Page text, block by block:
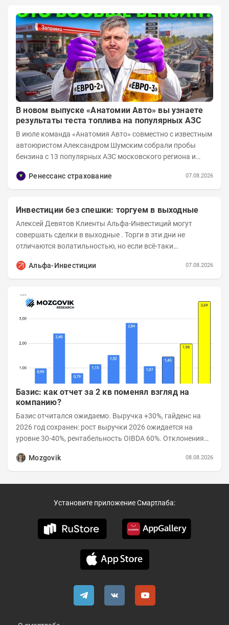
В новом выпуске «Анатомии Авто» вы узнаете
результаты теста топлива на популярных АЗС
В июле команда «Анатомия Авто» совместно с известным
автоюристом Александром Шумским собрали пробы
бензина с 13 популярных АЗС московского региона и
Ренессанс страхование
07.08.2026
Инвестиции без спешки: торгуем в выходные
Алексей Девятов Клиенты Альфа-Инвестиций могут
совершать сделки в выходные . Торги в эти дни не
отличаются волатильностью, но если всё-таки
Альфа-Инвестиции
07.08.2026
Базис: как отчет за 2 кв поменял взгляд на
компанию?
Базис отчитался ожидаемо. Выручка +30%, гайденс на
2026 год сохранен: рост выручки 2026 ожидается на
уровне 30-40%, рентабельность OIBDA 60%. Отклонения
Mozgovik
08.08.2026
Установите приложение Смартлаба: